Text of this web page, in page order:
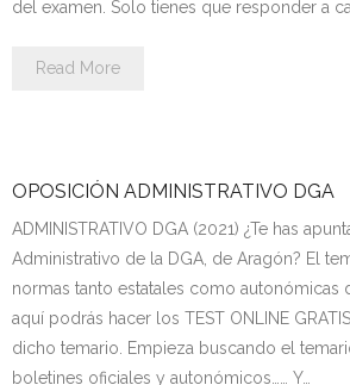
- Diferencia entre Personalidad Jurídica
ESTABILIZACIÓN de Empleo
TIENDA Test PDF
CONVOCATORIAS
- TEST de Auxilio Judicial 2026
del examen. Solo tienes que responder a
Read More
OPOSICIÓN ADMINISTRATIVO DGA
ADMINISTRATIVO DGA (2021) ¿Te has
Administrativo de la DGA, de Aragón? El
normas tanto estatales como autonómicas
aquí podrás hacer los TEST ONLINE
dicho temario. Empieza buscando el
boletines oficiales y autonómicos…… Y…